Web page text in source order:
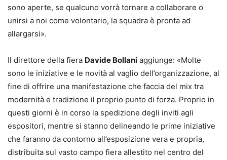
sono aperte, se qualcuno vorrà tornare a collaborare o
unirsi a noi come volontario, la squadra è pronta ad
allargarsi».
Il direttore della fiera Davide Bollani aggiunge: «Molte
sono le iniziative e le novità al vaglio dell’organizzazione, al
fine di offrire una manifestazione che faccia del mix tra
modernità e tradizione il proprio punto di forza. Proprio in
questi giorni è in corso la spedizione degli inviti agli
espositori, mentre si stanno delineando le prime iniziative
che faranno da contorno all’esposizione vera e propria,
distribuita sul vasto campo fiera allestito nel centro del